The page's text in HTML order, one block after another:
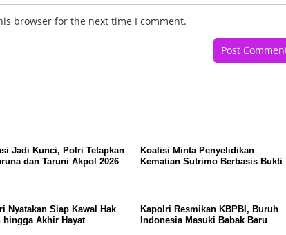
browser for the next time I comment.
Jadi Kunci, Polri Tetapkan
dan Taruni Akpol 2026
Koalisi Minta Penyelidikan
Kematian Sutrimo Berbasis Bukti
Nyatakan Siap Kawal Hak
hingga Akhir Hayat
Kapolri Resmikan KBPBI, Buruh
Indonesia Masuki Babak Baru